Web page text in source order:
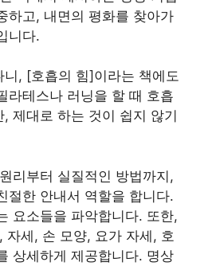
하고, 내면의 평화를 찾아가
니다.
, [호흡의 힘]이라는 책에도
라테스나 러닝을 할 때 호흡
제대로 하는 것이 쉽지 않기
리부터 실질적인 방법까지,
절한 안내서 역할을 합니다.
요소들을 파악합니다. 또한,
자세, 손 모양, 요가 자세, 호
상세하게 제공합니다. 명상